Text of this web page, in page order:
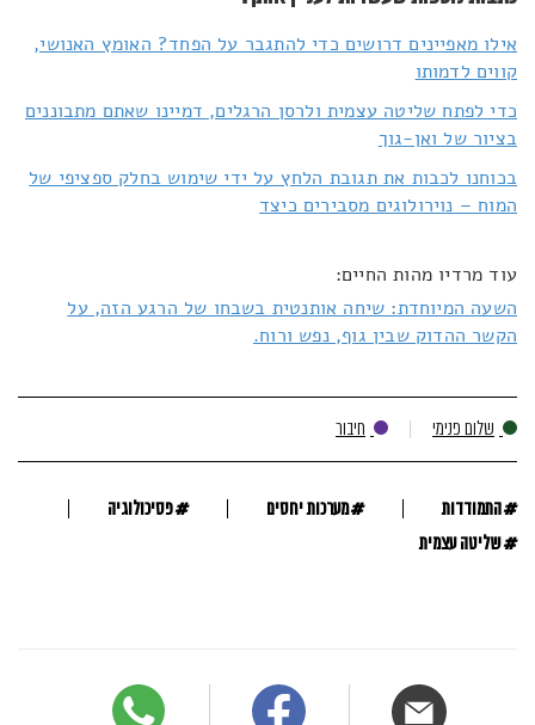
אילו מאפיינים דרושים כדי להתגבר על הפחד? האומץ האנושי,
קווים לדמותו
כדי לפתח שליטה עצמית ולרסן הרגלים, דמיינו שאתם מתבוננים
בציור של ואן-גוך
בכוחנו לכבות את תגובת הלחץ על ידי שימוש בחלק ספציפי של
המוח – נוירולוגים מסבירים כיצד
עוד מרדיו מהות החיים:
השעה המיוחדת: שיחה אותנטית בשבחו של הרגע הזה, על
הקשר ההדוק שבין גוף, נפש ורוח.
שלום פנימי חיבור
#התמודדות #מערכות יחסים #פסיכולוגיה
#שליטה עצמית